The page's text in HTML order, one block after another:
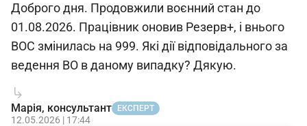
Доброго дня. Продовжили воєнний стан до
01.08.2026. Працівник оновив Резерв+, і внього
ВОС змінилась на 999. Які дії відповідального за
ведення ВО в даному випадку? Дякую.
Марія, консультант ЕКСПЕРТ
12.05.2026 | 17:44